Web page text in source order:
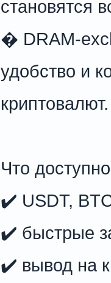
становятся
� DRAM-
удобство и
криптовалют.
Что
✔️ USDT,
✔️ быстрые
✔️ вывод на